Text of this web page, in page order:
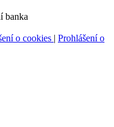
banka
o cookies | Prohlášení o